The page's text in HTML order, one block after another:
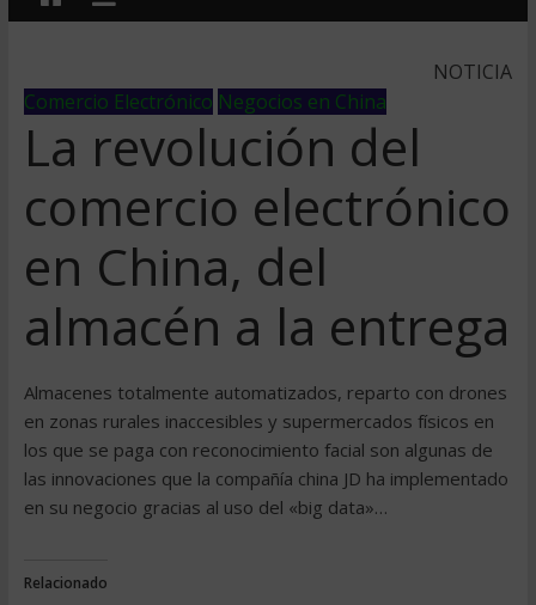
NOTICIA
Comercio Electrónico Negocios en China
La revolución del
comercio electrónico
en China, del
almacén a la entrega
Almacenes totalmente automatizados, reparto con drones
en zonas rurales inaccesibles y supermercados físicos en
los que se paga con reconocimiento facial son algunas de
las innovaciones que la compañía china JD ha implementado
en su negocio gracias al uso del «big data»…
Relacionado